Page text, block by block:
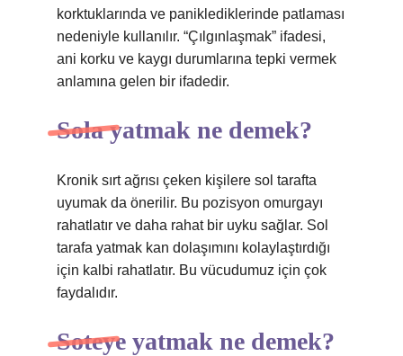
korktuklarında ve paniklediklerinde patlaması
nedeniyle kullanılır. “Çılgınlaşmak” ifadesi,
ani korku ve kaygı durumlarına tepki vermek
anlamına gelen bir ifadedir.
Sola yatmak ne demek?
Kronik sırt ağrısı çeken kişilere sol tarafta
uyumak da önerilir. Bu pozisyon omurgayı
rahatlatır ve daha rahat bir uyku sağlar. Sol
tarafa yatmak kan dolaşımını kolaylaştırdığı
için kalbi rahatlatır. Bu vücudumuz için çok
faydalıdır.
Soteye yatmak ne demek?